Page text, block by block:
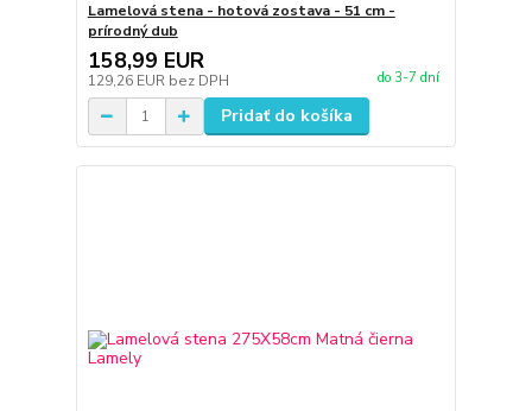
Lamelová stena - hotová zostava - 51 cm -
prírodný dub
158,99 EUR
129,26 EUR bez DPH do 3-7 dní
Pridať do košíka